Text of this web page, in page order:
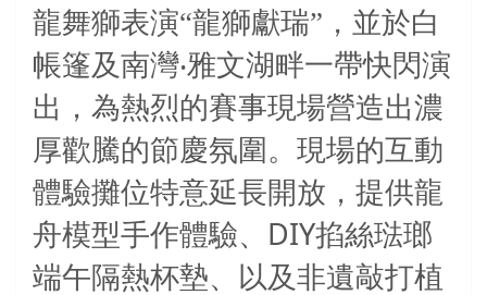
龍舞獅表演“龍獅獻瑞”，並於白
帳篷及南灣‧雅文湖畔一帶快閃演
出，為熱烈的賽事現場營造出濃
厚歡騰的節慶氛圍。現場的互動
體驗攤位特意延長開放，提供龍
舟模型手作體驗、 DIY掐絲琺瑯
端午隔熱杯墊、以及非遺敲打植